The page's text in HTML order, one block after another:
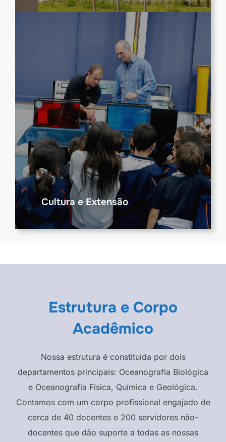
Cultura e Extensão
Estrutura e Corpo
Acadêmico
Nossa estrutura é constituída por dois
departamentos principais: Oceanografia Biológica
e Oceanografia Física, Química e Geológica.
Contamos com um corpo profissional engajado de
cerca de 40 docentes e 200 servidores não-
docentes que dão suporte a todas as nossas